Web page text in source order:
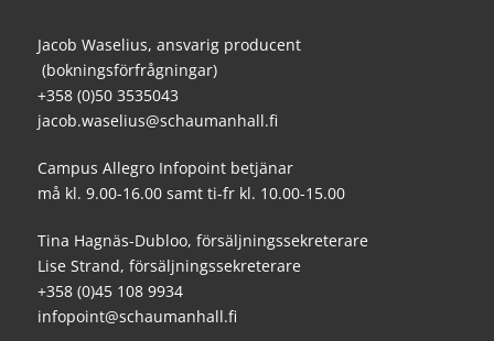
Jacob Waselius, ansvarig producent
(bokningsförfrågningar)
+358 (0)50 3535043
jacob.waselius@schaumanhall.fi
Campus Allegro Infopoint betjänar
må kl. 9.00-16.00 samt ti-fr kl. 10.00-15.00
Tina Hagnäs-Dubloo, försäljningssekreterare
Lise Strand, försäljningssekreterare
+358 (0)45 108 9934
infopoint@schaumanhall.fi